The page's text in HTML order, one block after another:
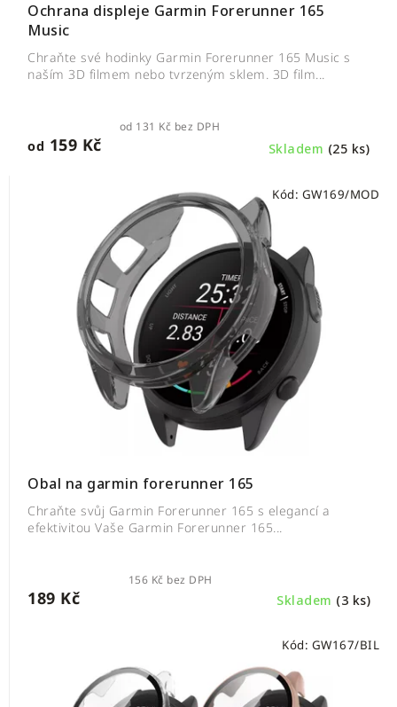
Ochrana displeje Garmin Forerunner 165
Music
Skladem (25 ks)
od 131 Kč bez DPH
od 159 Kč
Chraňte své hodinky Garmin Forerunner 165 Music s
naším 3D filmem nebo tvrzeným sklem. 3D film...
Obal na garmin forerunner 165
Skladem (3 ks)
156 Kč bez DPH
189 Kč
Chraňte svůj Garmin Forerunner 165 s elegancí a
efektivitou Vaše Garmin Forerunner 165...
Kód: GW169/MOD
Kód: GW167/BIL